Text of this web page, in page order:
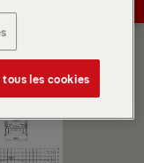
un devis
les cookies